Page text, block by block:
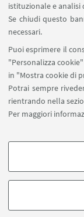
istituzionale e
Se chiudi questo
necessari.
Puoi esprimere il
"Personalizza
in "Mostra cookie di
Potrai sempre
rientrando nella
Per maggiori
COOKIE DI
degli utenti, creare
di marketing.
Locandina
©Copyright 2026